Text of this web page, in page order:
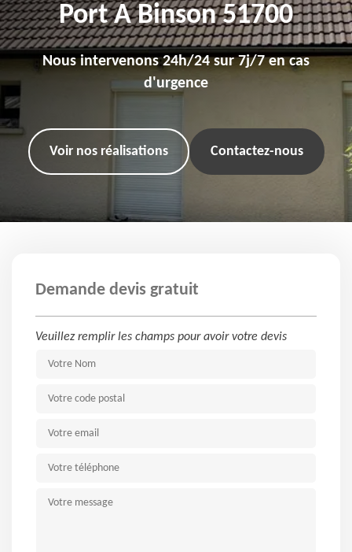
Port A Binson 51700
Nous intervenons 24h/24 sur 7j/7 en cas
d'urgence
Voir nos réalisations Contactez-nous
Demande devis gratuit
Veuillez remplir les champs pour avoir votre devis